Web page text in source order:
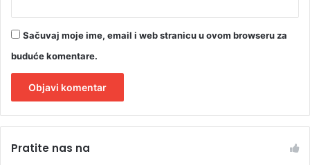
Sačuvaj moje ime, email i web stranicu u ovom browseru za
buduće komentare.
tPratite nas na